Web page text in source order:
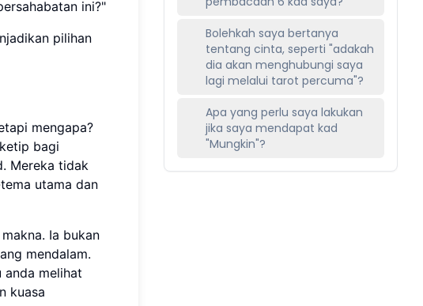
ini?"
pilihan
mengapa?
bagi
Mereka tidak
utama dan
Ia bukan
mendalam.
anda melihat
kuasa
Bolehkah saya bertanya
tentang cinta, seperti "adakah
dia akan menghubungi saya
lagi melalui tarot percuma"?
Apa yang perlu saya lakukan
jika saya mendapat kad
"Mungkin"?